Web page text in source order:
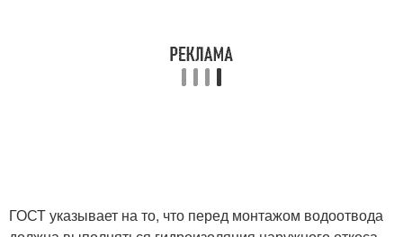
ГОСТ указывает на то, что перед монтажом водоотвода